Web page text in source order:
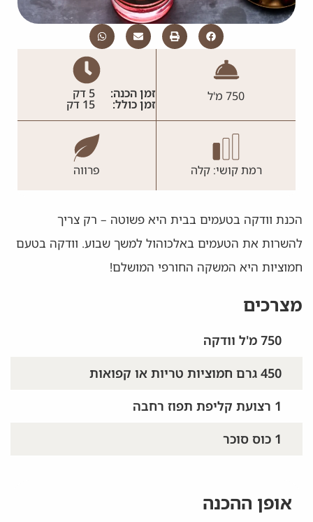
750 מ'ל זמן הכנה: 5 דק
זמן כולל: 15 דק
רמת קושי: קלה פרווה
הכנת וודקה בטעמים בבית היא פשוטה – רק צריך
להשרות את הטעמים באלכוהול למשך שבוע. וודקה בטעם
חמוציות היא המשקה החורפי המושלם!
מצרכים
750 מ'ל וודקה
450 גרם חמוציות טריות או קפואות
1 רצועת קליפת תפוז רחבה
1 כוס סוכר
אופן ההכנה